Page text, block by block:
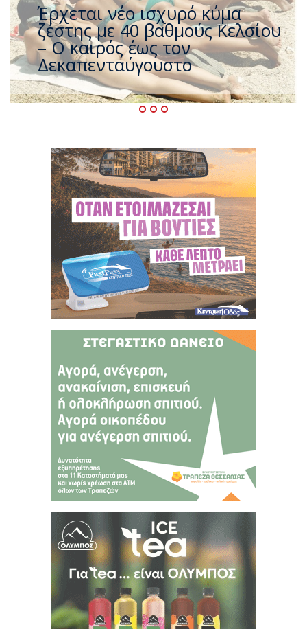
Άφαντος ο Τσίπρας… την ώρα
που η χώρα καίγεται